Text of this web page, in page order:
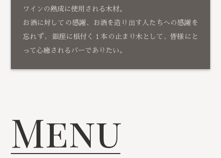
ワインの熟成に使用される木材。
お酒に対しての感謝、お酒を造り出す人たちへの感謝を
忘れず、 銀座に根付く１本の止まり木として、皆様にと
って心癒されるバーでありたい。
Menu